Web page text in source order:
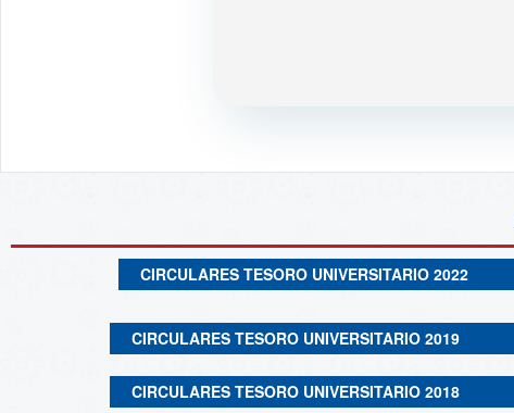
CIRCULARES TESORO UNIVERSITARIO 2022
CIRCULARES TESORO UNIVERSITARIO 2019
CIRCULARES TESORO UNIVERSITARIO 2018